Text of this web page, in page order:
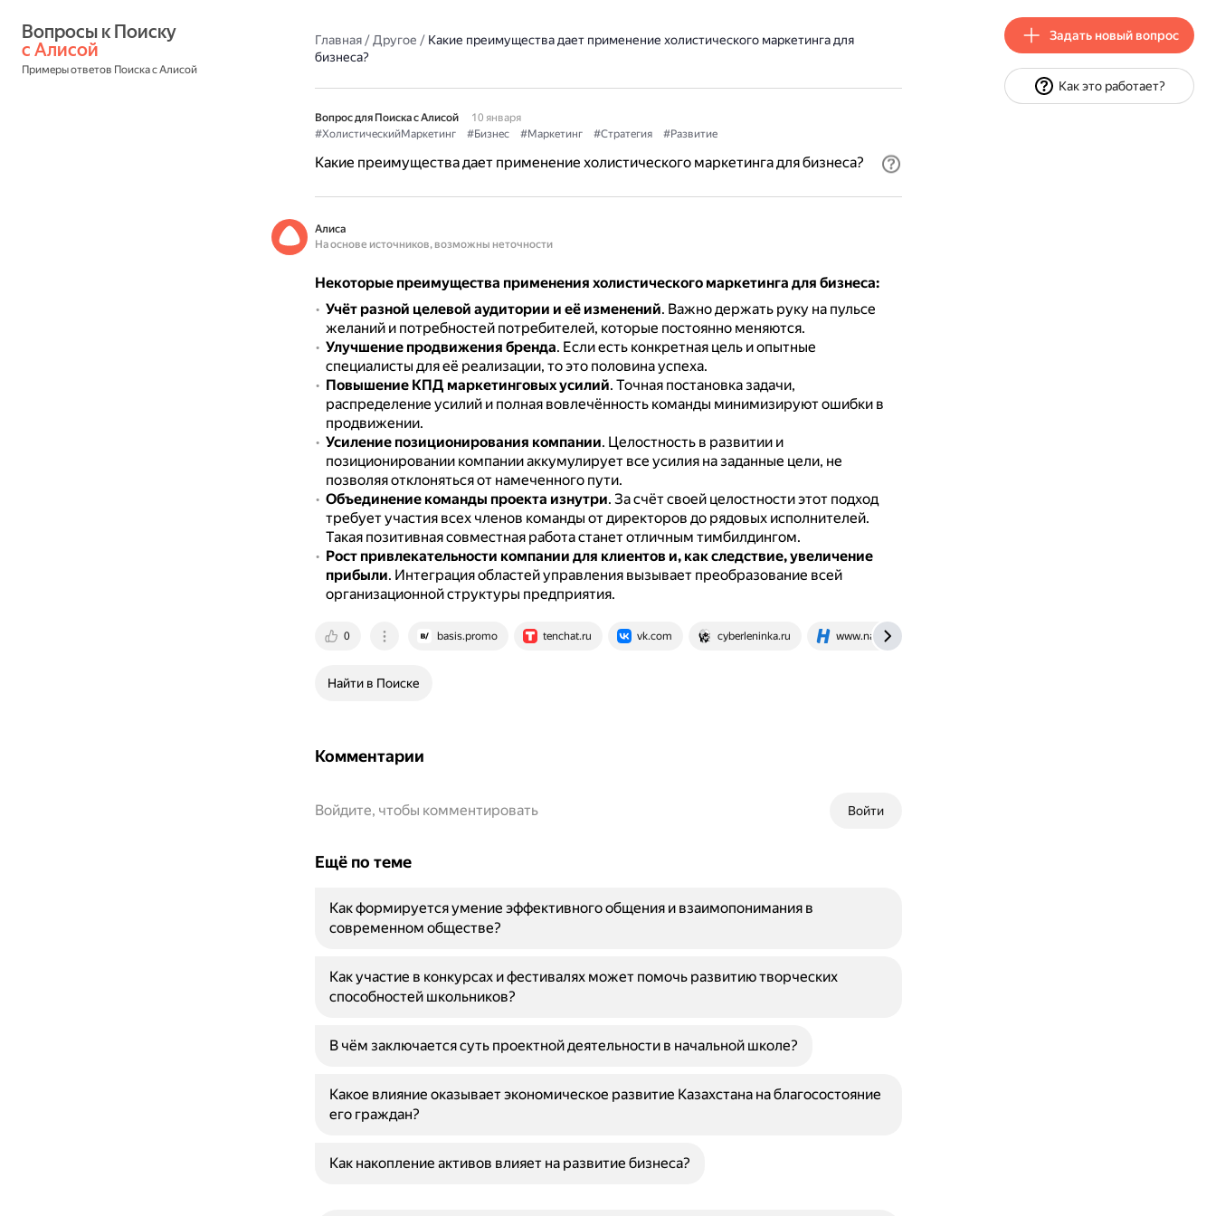
с Алисой
Примеры ответов Поиска с Алисой
Главная/Другое / Какие преимущества дает применение холистического маркетинга для
бизнеса?
Вопрос для Поиска с Алисой
10 января
#ХолистическийМаркетинг
#Бизнес #Маркетинг #Стратегия #Развитие
Какие преимущества дает применение холистического маркетинга для бизнеса?
Алиса
На основе источников, возможны неточности
Некоторые преимущества применения холистического маркетинга для бизнеса:
Учёт разной целевой аудитории и её изменений. Важно держать руку на пульсе
желаний и потребностей потребителей, которые постоянно меняются.
Улучшение продвижения бренда. Если есть конкретная цель и опытные
специалисты для её реализации, то это половина успеха.
Повышение КПД маркетинговых усилий. Точная постановка задачи,
распределение усилий и полная вовлечённость команды минимизируют ошибки в
продвижении.
Усиление позиционирования компании. Целостность в развитии и
позиционировании компании аккумулирует все усилия на заданные цели, не
позволяя отклоняться от намеченного пути.
Объединение команды проекта изнутри. За счёт своей целостности этот подход
требует участия всех членов команды от директоров до рядовых исполнителей.
Такая позитивная совместная работа станет отличным тимбилдингом.
Рост привлекательности компании для клиентов и, как следствие, увеличение
прибыли. Интеграция областей управления вызывает преобразование всей
организационной структуры предприятия.
0 basis.promo tenchat.ru vk.com cyberleninka.ru www.napishem.ru
Найти в Поиске
Комментарии
Войти
Войдите, чтобы комментировать
Ещё по теме
Как формируется умение эффективного общения и взаимопонимания в
современном обществе?
Как участие в конкурсах и фестивалях может помочь развитию творческих
способностей школьников?
В чём заключается суть проектной деятельности в начальной школе?
Какое влияние оказывает экономическое развитие Казахстана на благосостояние
его граждан?
Как накопление активов влияет на развитие бизнеса?
Задать новый вопрос
Как это работает?